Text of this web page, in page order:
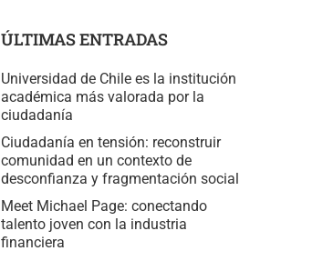
ÚLTIMAS ENTRADAS
Universidad de Chile es la institución
académica más valorada por la
ciudadanía
Ciudadanía en tensión: reconstruir
comunidad en un contexto de
desconfianza y fragmentación social
Meet Michael Page: conectando
talento joven con la industria
financiera